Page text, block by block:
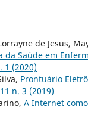
de Jesus,
Saúde em
1 (2020)
Prontuário
n. 3 (2019)
A Internet